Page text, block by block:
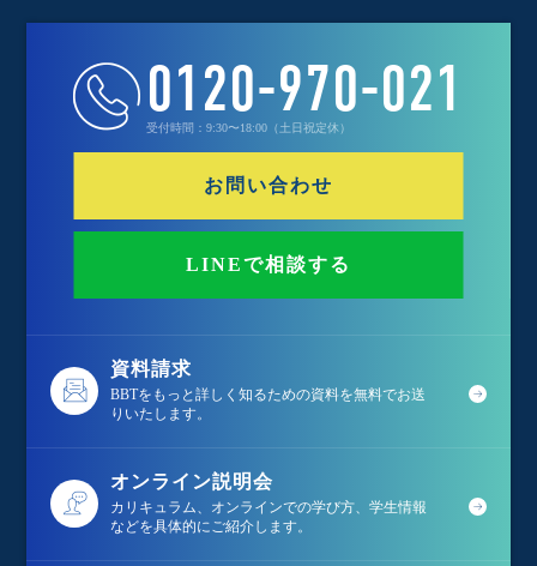
0120-970-021
受付時間：9:30〜18:00（土日祝定休）
お問い合わせ
LINEで相談する
資料請求
BBTをもっと詳しく知るための資料を無料でお送
りいたします。
オンライン説明会
カリキュラム、オンラインでの学び方、学生情報
などを具体的にご紹介します。